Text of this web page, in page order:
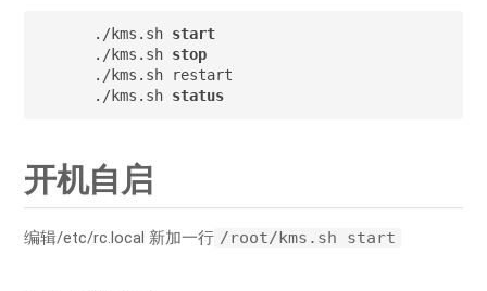
./kms.sh start
./kms.sh stop
./kms.sh restart
./kms.sh status
开机自启
编辑/etc/rc.local 新加一行 /root/kms.sh start